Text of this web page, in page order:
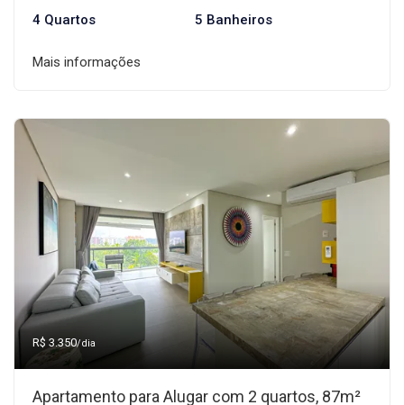
4 Quartos 5 Banheiros
Mais informações
R$ 3.350/dia
Apartamento para Alugar com 2 quartos, 87m²